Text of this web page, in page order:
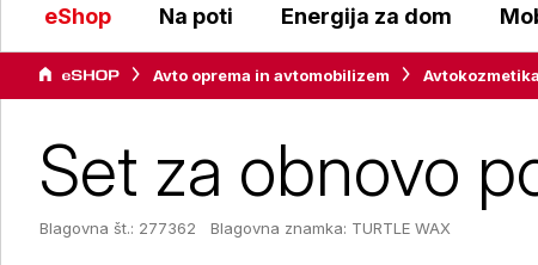
eShop Na poti Energija za dom
Avto oprema in avtomobilizem Avtokozmetika
Set za obnovo
Blagovna št.: 277362 Blagovna znamka: TURTLE WAX